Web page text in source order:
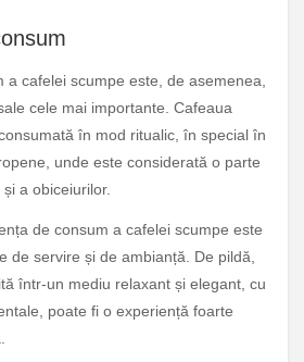
a cafelei scumpe este, de asemenea,
cele mai importante. Cafeaua
în mod ritualic, în special în
unde este considerată o parte
a obiceiurilor.
de consum a cafelei scumpe este
de servire și de ambianță. De pildă,
într-un mediu relaxant și elegant, cu
poate fi o experiență foarte